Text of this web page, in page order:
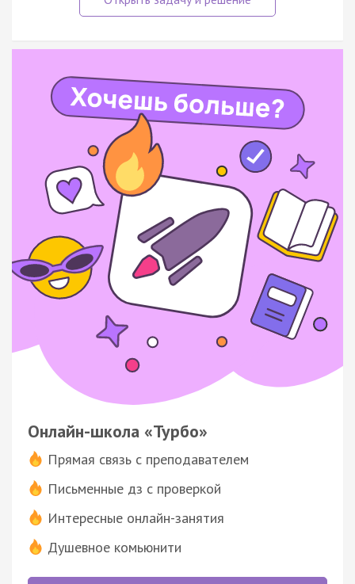
Онлайн-школа «Турбо»
Прямая связь с преподавателем
Письменные дз с проверкой
Интересные онлайн-занятия
Душевное комьюнити